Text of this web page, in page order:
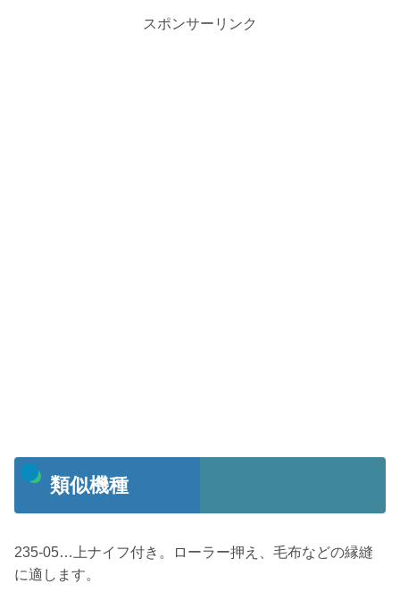
スポンサーリンク
類似機種
235-05…上ナイフ付き。ローラー押え、毛布などの縁縫
に適します。